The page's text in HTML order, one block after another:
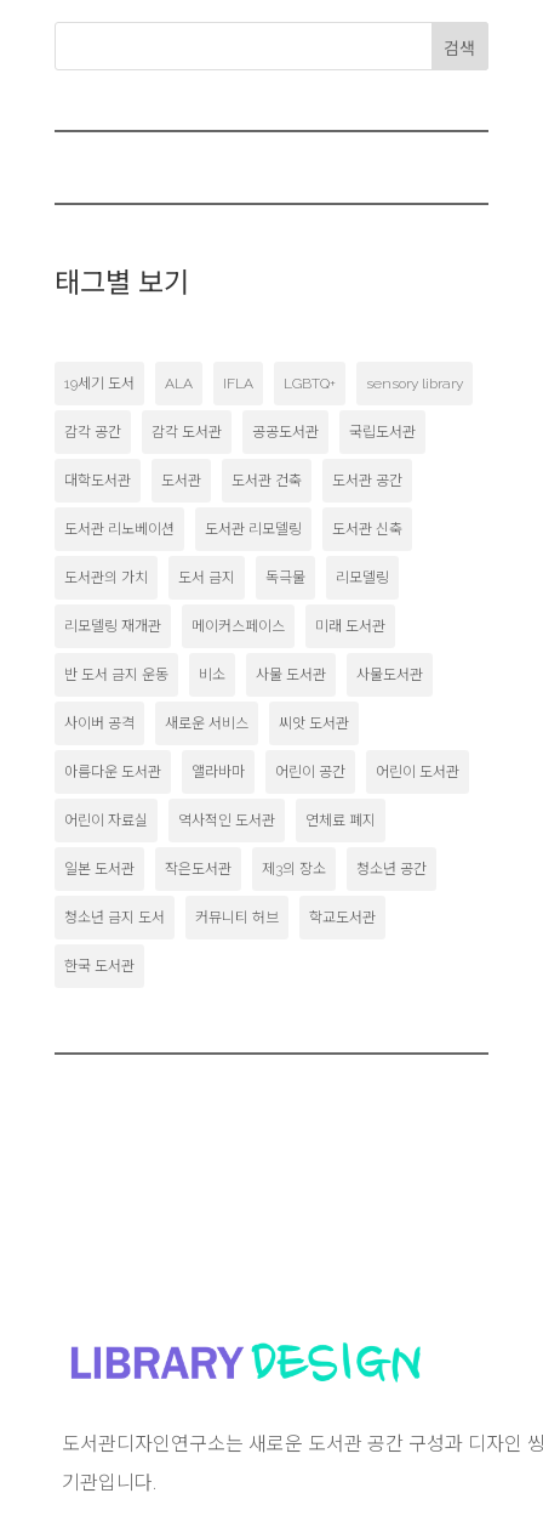
검색
태그별 보기
19세기 도서 ALA IFLA LGBTQ+ sensory library
감각 공간 감각 도서관 공공도서관 국립도서관
대학도서관 도서관 도서관 건축 도서관 공간
도서관 리노베이션 도서관 리모델링 도서관 신축
도서관의 가치 도서 금지 독극물 리모델링
리모델링 재개관 메이커스페이스 미래 도서관
반 도서 금지 운동 비소 사물 도서관 사물도서관
사이버 공격 새로운 서비스 씨앗 도서관
아름다운 도서관 앨라바마 어린이 공간 어린이 도서관
어린이 자료실 역사적인 도서관 연체료 폐지
일본 도서관 작은도서관 제3의 장소 청소년 공간
청소년 금지 도서 커뮤니티 허브 학교도서관
한국 도서관
도서관디자인연구소는 새로운 도서관 공간 구성과 디자인
기관입니다.